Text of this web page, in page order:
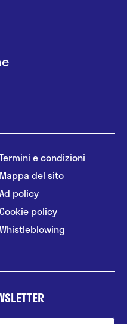
Termini e condizioni
Mappa del sito
Ad policy
Cookie policy
Whistleblowing